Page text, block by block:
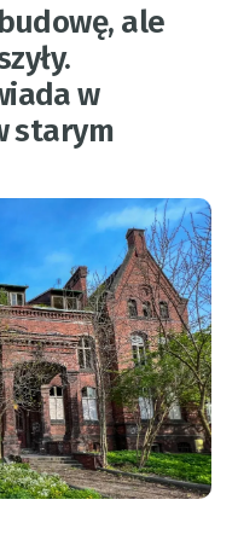
ale
w
starym